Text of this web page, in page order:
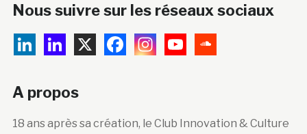
Nous suivre sur les réseaux sociaux
A propos
18 ans après sa création, le Club Innovation & Culture